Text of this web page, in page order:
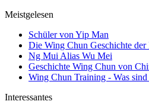
Meistgelesen
Schüler von Yip Man
Die Wing Chun Geschichte
Ng Mui Alias Wu Mei
Geschichte Wing Chun von
Wing Chun Training - Was
Interessantes